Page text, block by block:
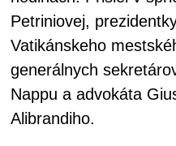
Petriniovej,
Vatikánskeho
generálnych
Nappu a advokáta
Alibrandiho.